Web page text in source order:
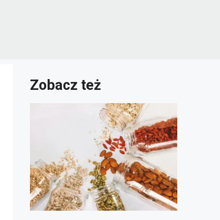
Zobacz też